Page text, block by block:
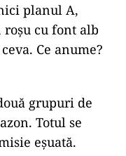
planul A,
roșu cu font alb
Ce anume?
grupuri de
Totul se
eșuată.